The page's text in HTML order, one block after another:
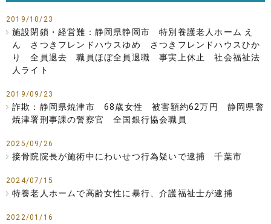
2019/10/23
施設閉鎖・経営難：静岡県静岡市 特別養護老人ホーム え
ん さつきフレンドハウスゆめ さつきフレンドハウスひか
り 全員退去 職員ほぼ全員退職 事実上休止 社会福祉法
人ライト
2019/09/23
詐欺：静岡県焼津市 68歳女性 被害額約62万円 静岡県警
焼津署刑事課の警察官 全国銀行協会職員
2025/09/26
接骨院院長が施術中にわいせつ行為疑いで逮捕 千葉市
2024/07/15
特養老人ホームで高齢女性に暴行、介護福祉士が逮捕
2022/01/16